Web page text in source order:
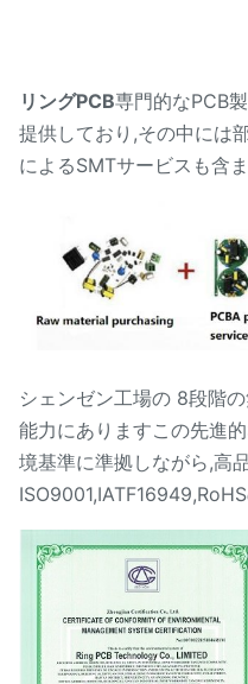
リングPCB専門的なPCB
提供しており,その中には
によるSMTサービスも含
シェンゼン工場の 8段階
能力にありますこの先進
境基準に準拠しながら,高